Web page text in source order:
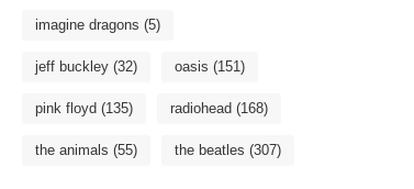
imagine dragons (5)
jeff buckley (32) oasis (151)
pink floyd (135) radiohead (168)
the animals (55) the beatles (307)